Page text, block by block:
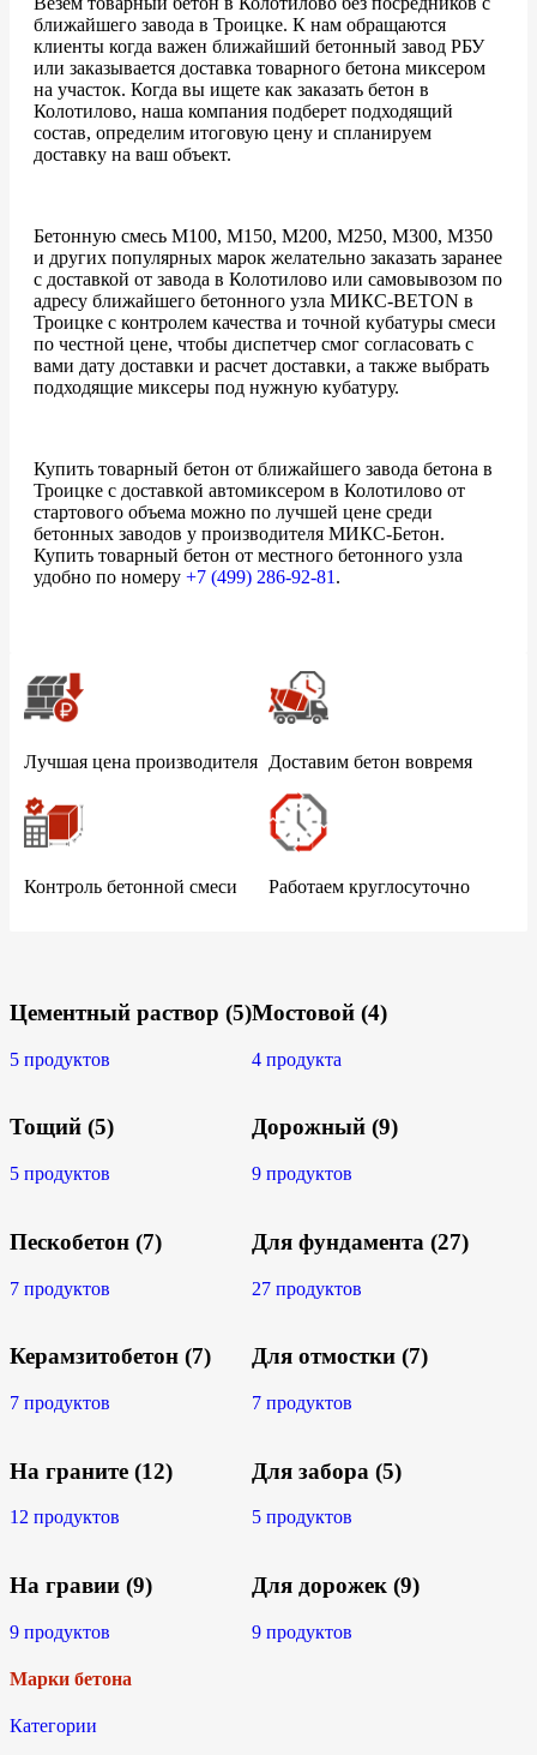
ближайшего завода в Троицке. К нам обращаются
клиенты когда важен ближайший бетонный завод РБУ
или заказывается доставка товарного бетона миксером
на участок. Когда вы ищете как заказать бетон в
Колотилово, наша компания подберет подходящий
состав, определим итоговую цену и спланируем
доставку на ваш объект.
Бетонную смесь М100, М150, М200, М250, М300, М350
и других популярных марок желательно заказать заранее
с доставкой от завода в Колотилово или самовывозом по
адресу ближайшего бетонного узла МИКС-BETON в
Троицке с контролем качества и точной кубатуры смеси
по честной цене, чтобы диспетчер смог согласовать с
вами дату доставки и расчет доставки, а также выбрать
подходящие миксеры под нужную кубатуру.
Купить товарный бетон от ближайшего завода бетона в
Троицке с доставкой автомиксером в Колотилово от
стартового объема можно по лучшей цене среди
бетонных заводов у производителя МИКС-Бетон.
Купить товарный бетон от местного бетонного узла
удобно по номеру +7 (499) 286-92-81 .
Лучшая цена производителя Доставим бетон вовремя
Контроль бетонной смеси Работаем круглосуточно
Цементный раствор (5)
5 продуктов
Тощий (5)
5 продуктов
Пескобетон (7)
7 продуктов
Керамзитобетон (7)
7 продуктов
На граните (12)
12 продуктов
На гравии (9)
9 продуктов
Мостовой (4)
4 продукта
Дорожный (9)
9 продуктов
Для фундамента (27)
27 продуктов
Для отмостки (7)
7 продуктов
Для забора (5)
5 продуктов
Для дорожек (9)
9 продуктов
Марки бетона
Категории